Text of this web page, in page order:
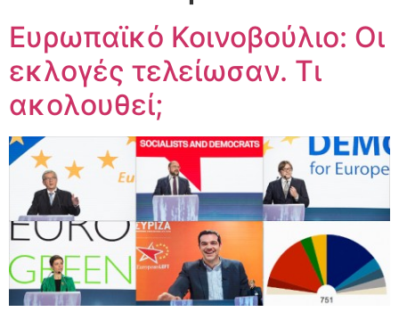
Ευρωπαϊκό Κοινοβούλιο: Οι
εκλογές τελείωσαν. Τι
ακολουθεί;